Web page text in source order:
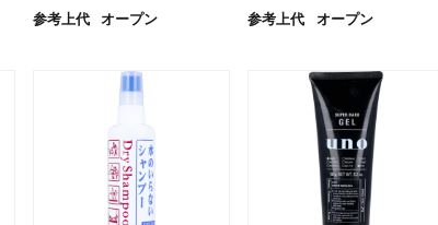
参考上代 オープン 参考上代 オープン